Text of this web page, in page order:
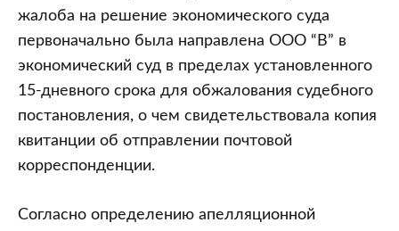
жалоба на решение экономического суда
первоначально была направлена ООО “В” в
экономический суд в пределах установленного
15-дневного срока для обжалования судебного
постановления, о чем свидетельствовала копия
квитанции об отправлении почтовой
корреспонденции.
Согласно определению апелляционной